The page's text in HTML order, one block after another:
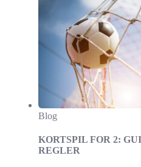
Blog
KORTSPIL FOR 2:
REGLER